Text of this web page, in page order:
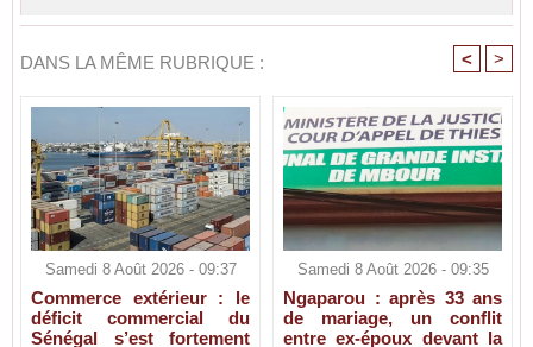
DANS LA MÊME RUBRIQUE : < >
Samedi 8 Août 2026 - 09:37
Commerce extérieur : le
déficit commercial du
Sénégal s’est fortement
Samedi 8 Août 2026 - 09:35
Ngaparou : après 33 ans
de mariage, un conflit
entre ex-époux devant la